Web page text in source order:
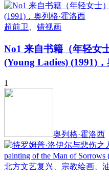
超前卫 错视画
No1 来自书籍（年轻女
(Young Ladies) (1991)
1
奥列格·霍洛西
北方文艺复兴 宗教绘画